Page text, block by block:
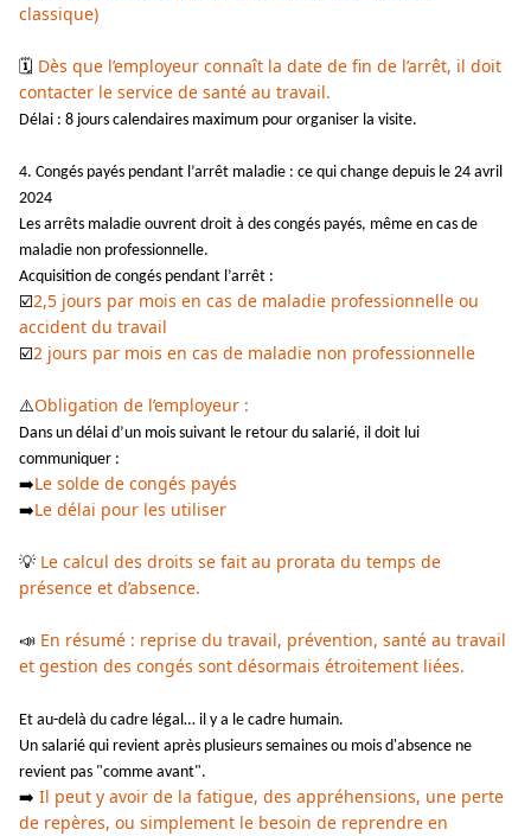
classique)
🗓 ️ Dès que l’employeur connaît la date de fin de l’arrêt, il doit
contacter le service de santé au travail.
Délai : 8 jours calendaires maximum pour organiser la visite.
4. Congés payés pendant l’arrêt maladie : ce qui change depuis le 24 avril
2024
Les arrêts maladie ouvrent droit à des congés payés, même en cas de
maladie non professionnelle.
Acquisition de congés pendant l’arrêt :
☑️2,5 jours par mois en cas de maladie professionnelle ou
accident du travail
☑️2 jours par mois en cas de maladie non professionnelle
⚠️Obligation de l’employeur :
Dans un délai d’un mois suivant le retour du salarié, il doit lui
communiquer :
➡️Le solde de congés payés
➡️Le délai pour les utiliser
💡 Le calcul des droits se fait au prorata du temps de
présence et d’absence.
📣 En résumé : reprise du travail, prévention, santé au travail
et gestion des congés sont désormais étroitement liées.
Et au-delà du cadre légal… il y a le cadre humain.
Un salarié qui revient après plusieurs semaines ou mois d'absence ne
revient pas "comme avant".
➡️ Il peut y avoir de la fatigue, des appréhensions, une perte
de repères, ou simplement le besoin de reprendre en